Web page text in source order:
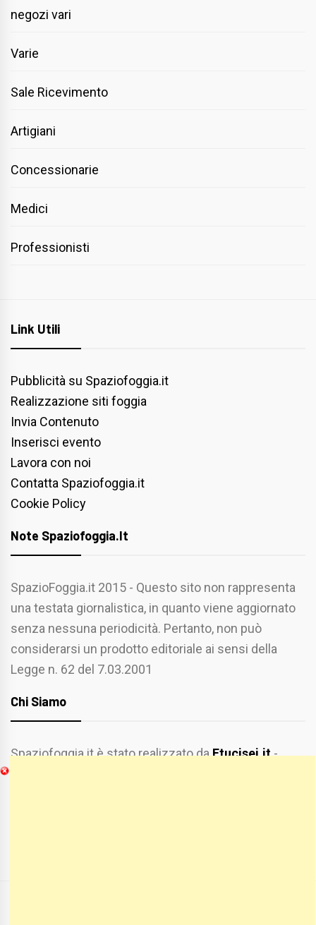
negozi vari
Varie
Sale Ricevimento
Artigiani
Concessionarie
Medici
Professionisti
Link Utili
Pubblicità su Spaziofoggia.it
Realizzazione siti foggia
Invia Contenuto
Inserisci evento
Lavora con noi
Contatta Spaziofoggia.it
Cookie Policy
Note Spaziofoggia.it
SpazioFoggia.it 2015 - Questo sito non rappresenta
una testata giornalistica, in quanto viene aggiornato
senza nessuna periodicità. Pertanto, non può
considerarsi un prodotto editoriale ai sensi della
Legge n. 62 del 7.03.2001
Chi Siamo
Spaziofoggia.it è stato realizzato daEtucisei.it-